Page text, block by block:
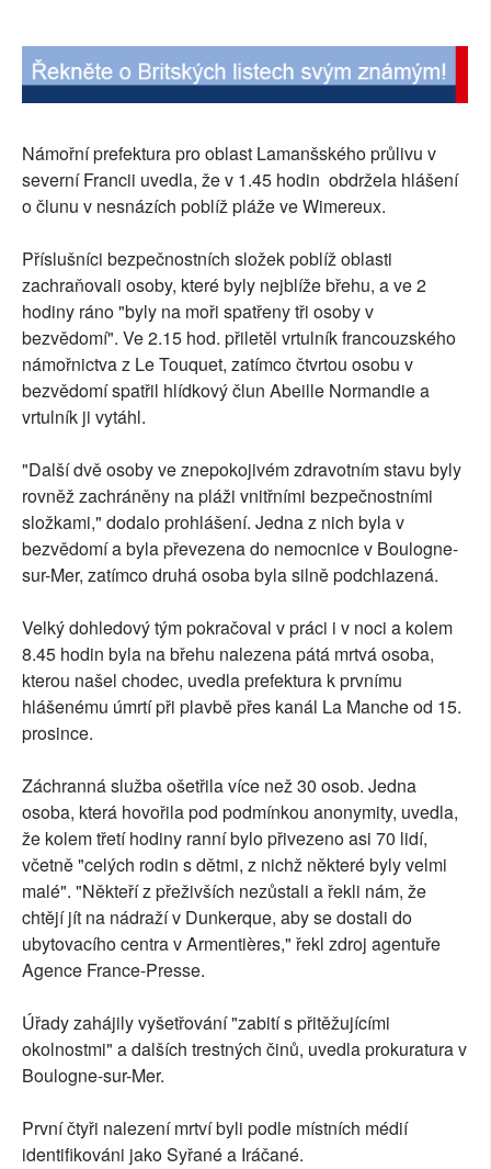
Námořní prefektura pro oblast Lamanšského průlivu v
severní Francii uvedla, že v 1.45 hodin obdržela hlášení
o člunu v nesnázích poblíž pláže ve Wimereux.
Příslušníci bezpečnostních složek poblíž oblasti
zachraňovali osoby, které byly nejblíže břehu, a ve 2
hodiny ráno "byly na moři spatřeny tři osoby v
bezvědomí". Ve 2.15 hod. přiletěl vrtulník francouzského
námořnictva z Le Touquet, zatímco čtvrtou osobu v
bezvědomí spatřil hlídkový člun Abeille Normandie a
vrtulník ji vytáhl.
"Další dvě osoby ve znepokojivém zdravotním stavu byly
rovněž zachráněny na pláži vnitřními bezpečnostními
složkami," dodalo prohlášení. Jedna z nich byla v
bezvědomí a byla převezena do nemocnice v Boulogne-
sur-Mer, zatímco druhá osoba byla silně podchlazená.
Velký dohledový tým pokračoval v práci i v noci a kolem
8.45 hodin byla na břehu nalezena pátá mrtvá osoba,
kterou našel chodec, uvedla prefektura k prvnímu
hlášenému úmrtí při plavbě přes kanál La Manche od 15.
prosince.
Záchranná služba ošetřila více než 30 osob. Jedna
osoba, která hovořila pod podmínkou anonymity, uvedla,
že kolem třetí hodiny ranní bylo přivezeno asi 70 lidí,
včetně "celých rodin s dětmi, z nichž některé byly velmi
malé". "Někteří z přeživších nezůstali a řekli nám, že
chtějí jít na nádraží v Dunkerque, aby se dostali do
ubytovacího centra v Armentières," řekl zdroj agentuře
Agence France-Presse.
Úřady zahájily vyšetřování "zabití s přitěžujícími
okolnostmi" a dalších trestných činů, uvedla prokuratura v
Boulogne-sur-Mer.
První čtyři nalezení mrtví byli podle místních médií
identifikováni jako Syřané a Iráčané.